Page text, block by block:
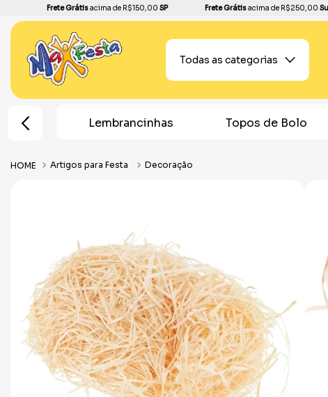
Frete Grátisacima de R$150,00 SP Frete Grátisacima de R$250,00
Todas as categorias
Festa Lembrancinhas Topos de Bolo
Artigos para Festa Decoração